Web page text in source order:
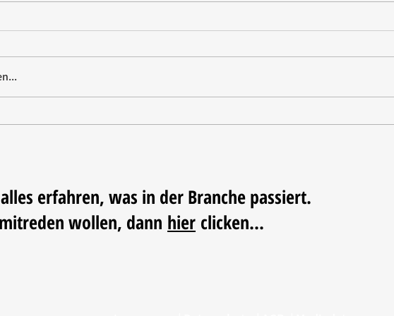
erfahren, was in der Branche passiert.
wollen, dann hier clicken...